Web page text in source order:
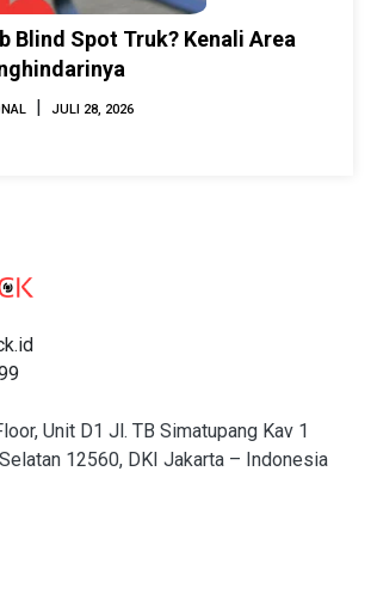
Blind Spot Truk? Kenali Area
JULI 28, 2026
Unit D1 Jl. TB Simatupang Kav 1
12560, DKI Jakarta – Indonesia